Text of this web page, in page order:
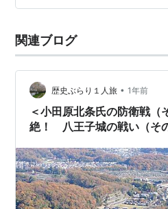
につづいた甘粕清長勢が一庵
登り、ここを最後に落城した。
曲輪の標識に従って進みます
関連ブログ
歴史ぶらり１人旅 • 1年前
＜小田原北条氏の防衛戦
絶！ 八王子城の戦い（そ